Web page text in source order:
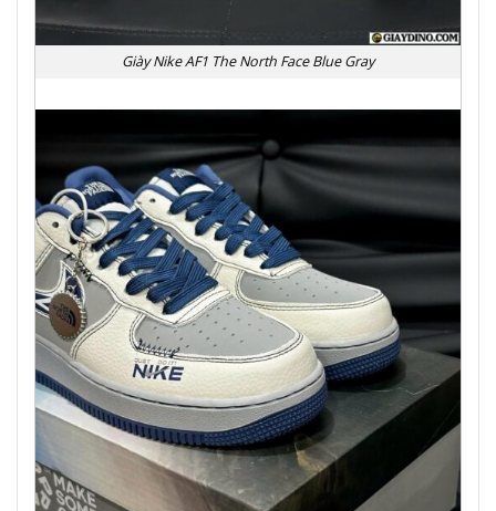
Giày Nike AF1 The North Face Blue Gray